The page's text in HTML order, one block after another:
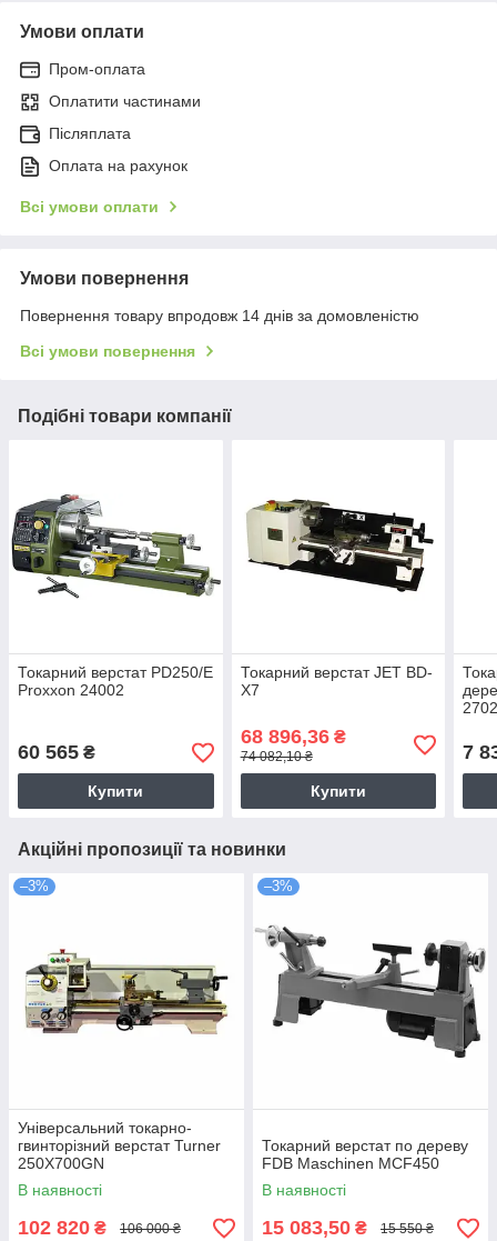
Умови оплати
Пром-оплата
Оплатити частинами
Післяплата
Оплата на рахунок
Всі умови оплати
Умови повернення
Повернення товару впродовж 14 днів за домовленістю
Всі умови повернення
Подібні товари компанії
Токарний верстат PD250/E
Proxxon 24002
60 565 ₴
Купити
Токарний верстат JET BD-
X7
68 896,36₴
74 082,10 ₴
Купити
7
Акційні пропозиції та новинки
–3%
Універсальний токарно-
гвинторізний верстат Turner
250X700GN
В наявності
102 820 ₴ 106 000 ₴
–3%
Токарний верстат по дереву
FDB Maschinen MCF450
В наявності
15 083,50 ₴ 15 550 ₴